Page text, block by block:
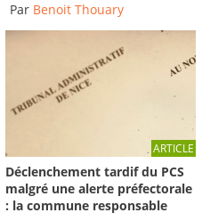
Par Benoit Thouary
ARTICLE
Déclenchement tardif du PCS
malgré une alerte préfectorale
: la commune responsable